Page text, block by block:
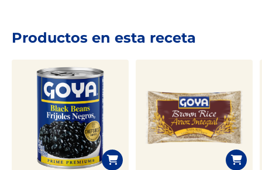
Productos en esta receta